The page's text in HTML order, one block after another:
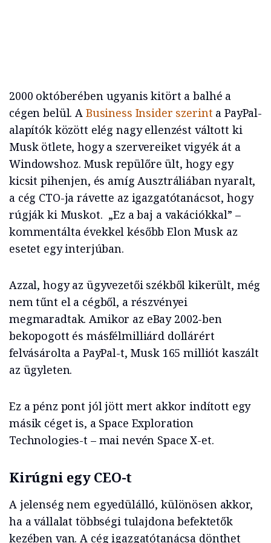
2000 októberében ugyanis kitört a balhé a
cégen belül. A Business Insider szerinta PayPal-
alapítók között elég nagy ellenzést váltott ki
Musk ötlete, hogy a szervereiket vigyék át a
Windowshoz. Musk repülőre ült, hogy egy
kicsit pihenjen, és amíg Ausztráliában nyaralt,
a cég CTO-ja rávette az igazgatótanácsot, hogy
rúgják ki Muskot. „Ez a baj a vakációkkal” –
kommentálta évekkel később Elon Musk az
esetet egy interjúban.
Azzal, hogy az ügyvezetői székből kikerült, még
nem tűnt el a cégből, a részvényei
megmaradtak. Amikor az eBay 2002-ben
bekopogott és másfélmilliárd dollárért
felvásárolta a PayPal-t, Musk 165 milliót kaszált
az ügyleten.
Ez a pénz pont jól jött mert akkor indított egy
másik céget is, a Space Exploration
Technologies-t – mai nevén Space X-et.
Kirúgni egy CEO-t
A jelenség nem egyedülálló, különösen akkor,
ha a vállalat többségi tulajdona befektetők
kezében van. A cég igazgatótanácsa dönthet